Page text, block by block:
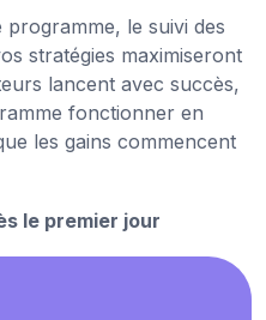
le suivi des
stratégies maximiseront
lancent avec succès,
fonctionner en
les gains commencent
le premier jour